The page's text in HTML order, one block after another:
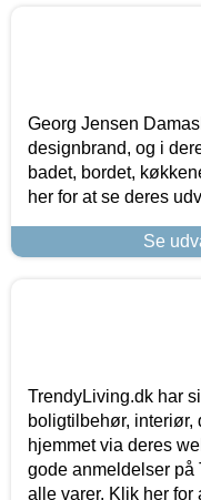
Georg Jensen
designbrand, og i
badet, bordet,
her for at se deres
Se
TrendyLiving.dk har
boligtilbehør, interiør,
hjemmet via deres
gode anmeldelser på
alle varer. Klik her for